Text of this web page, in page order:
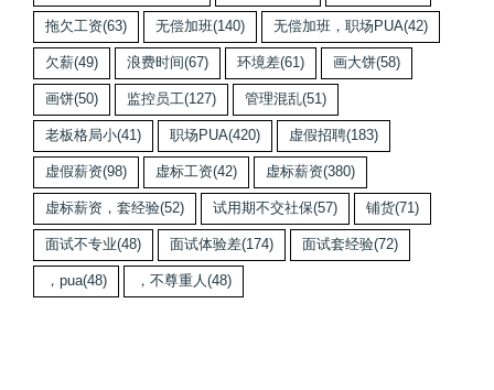
拖欠工资(63) 无偿加班(140) 无偿加班，职场PUA(42)
欠薪(49) 浪费时间(67) 环境差(61) 画大饼(58)
画饼(50) 监控员工(127) 管理混乱(51)
老板格局小(41) 职场PUA(420) 虚假招聘(183)
虚假薪资(98) 虚标工资(42) 虚标薪资(380)
虚标薪资，套经验(52) 试用期不交社保(57) 铺货(71)
面试不专业(48) 面试体验差(174) 面试套经验(72)
，pua(48) ，不尊重人 (48)